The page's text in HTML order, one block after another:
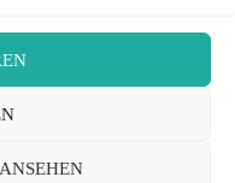
(EU)